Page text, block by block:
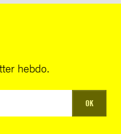
hebdo.
OK